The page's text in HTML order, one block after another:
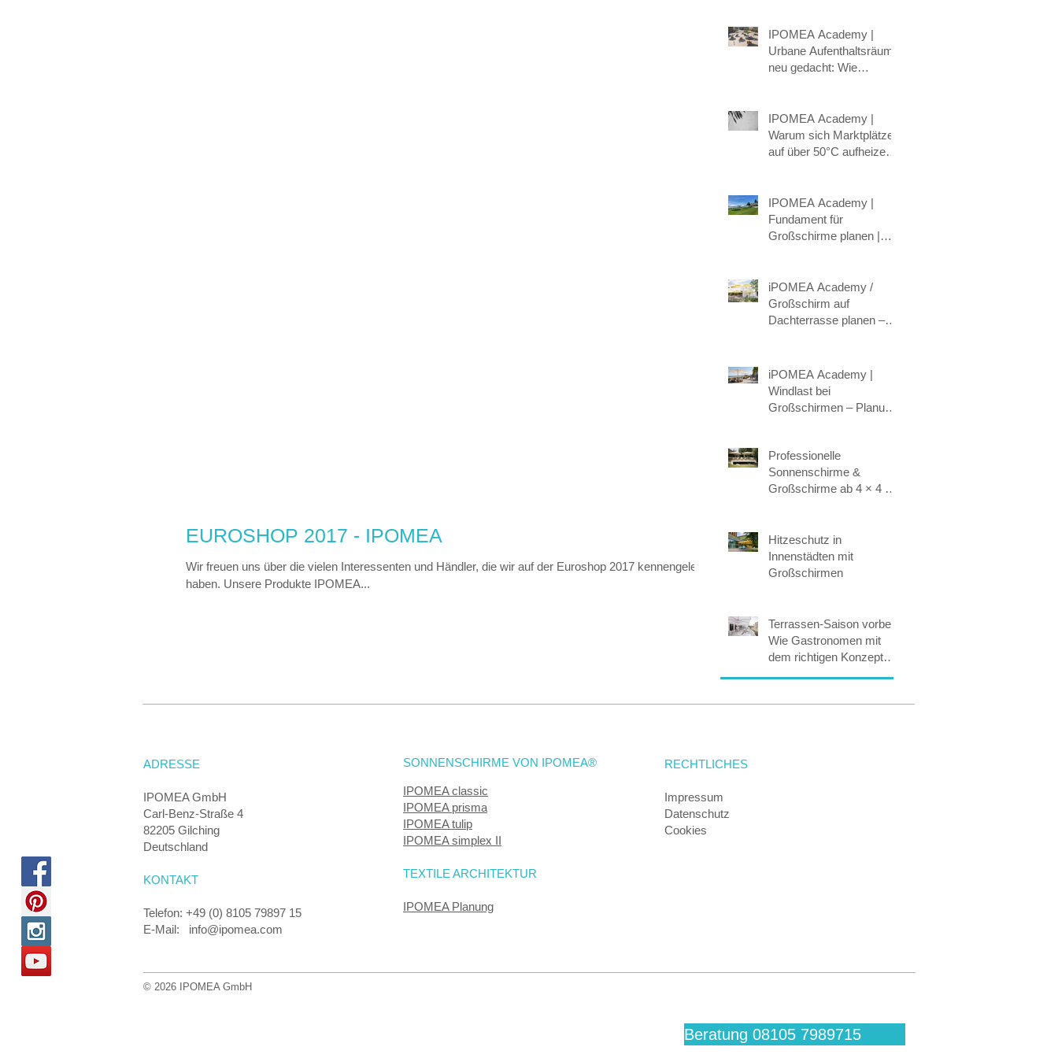
EUROSHOP 2017 - IPOMEA
Wir freuen uns über die vielen Interessenten und Händler, die wir auf der Euroshop 2017 kennengelernt
haben. Unsere Produkte IPOMEA...
IPOMEA Academy |
Urbane Aufenthaltsräume
neu gedacht: Wie
Schatten, Komfort und
Klima verbinden.
IPOMEA Academy |
Warum sich Marktplätze
auf über 50°C aufheizen
Beschattung
gegensteuern
IPOMEA Academy |
Fundament für
Großschirme planen |
iPOMEA Academy /
Großschirm auf
Dachterrasse planen –
iPOMEA Academy |
Windlast bei
Großschirmen – Planung,
Professionelle
Sonnenschirme &
Großschirme ab 4 × 4 m:
Ansprüche.
Hitzeschutz in
Innenstädten mit
Großschirmen
Terrassen-Saison vorbei?
Wie Gastronomen mit
dem richtigen Konzept
Wir planen mit Ihnen die perfekte Überdachung Ihres Außenbereichs!Beratung 08105 7989715
ADRESSE
IPOMEA GmbH
Carl-Benz-Straße 4
82205 Gilching
Deutschland
KONTAKT
Telefon: +49 (0) 8105 79897 15
E-Mail: info@ipomea.com
SONNENSCHIRME VON IPOMEA®
IPOMEA classic
IPOMEA prisma
IPOMEA tulip
IPOMEA simplex II
TEXTILE ARCHITEKTUR
IPOMEA Planung
RECHTLICHES
Impressum
Datenschutz
Cookies
© 2026 IPOMEA GmbH